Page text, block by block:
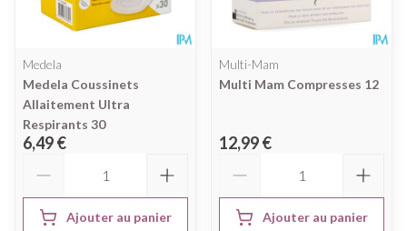
Medela
Medela Coussinets
Allaitement Ultra
Respirants 30
6,49 €
Ajouter au panier
Multi-Mam
Multi Mam Compresses 12
12,99 €
Ajouter au panier